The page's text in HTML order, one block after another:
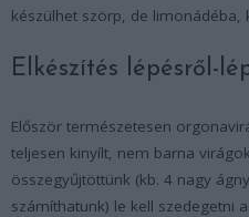
készülhet szörp, de limonádéba,
Elkészítés lépésről-
Először természetesen
teljesen kinyílt, nem barna
összegyűjtöttünk (kb. 4 nagy
számíthatunk) le kell szedegetni